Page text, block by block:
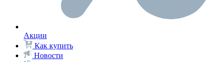
Акции
Как купить
Новости